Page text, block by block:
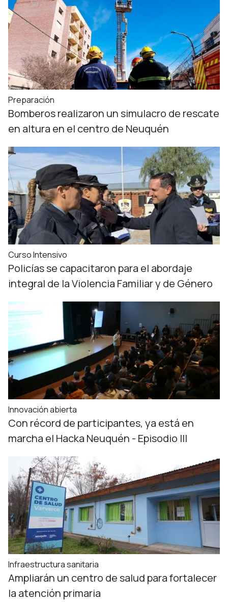
Preparación
Bomberos realizaron un simulacro de rescate
en altura en el centro de Neuquén
Curso Intensivo
Policías se capacitaron para el abordaje
integral de la Violencia Familiar y de Género
Innovación abierta
Con récord de participantes, ya está en
marcha el Hacka Neuquén - Episodio III
Infraestructura sanitaria
Ampliarán un centro de salud para fortalecer
la atención primaria